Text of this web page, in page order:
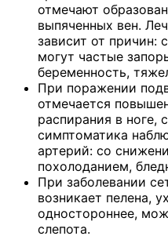
отмечают
выпяченных вен.
зависит от причин:
могут частые
беременность,
При поражении
отмечается
распирания в ноге,
симптоматика
артерий: со
похолоданием,
При заболевании
возникает пелена,
одностороннее,
слепота.